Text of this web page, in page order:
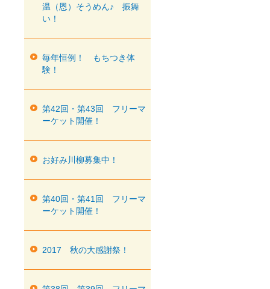
温（恩）そうめん♪ 振舞
い！
毎年恒例！ もちつき体
験！
第42回・第43回 フリーマ
ーケット開催！
お好み川柳募集中！
第40回・第41回 フリーマ
ーケット開催！
2017 秋の大感謝祭！